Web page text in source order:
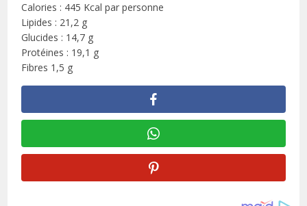
Calories : 445 Kcal par personne
Lipides : 21,2 g
Glucides : 14,7 g
Protéines : 19,1 g
Fibres 1,5 g